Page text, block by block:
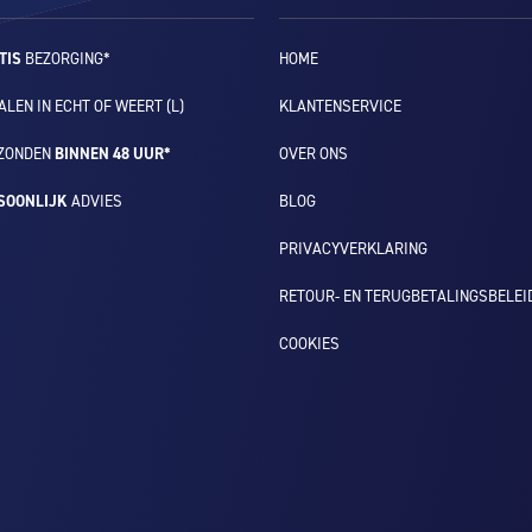
BEZORGING*
IN ECHT OF WEERT (L)
BINNEN 48 UUR*
ADVIES
HOME
KLANTENSERVICE
OVER ONS
BLOG
PRIVACYVERKLARING
RETOUR- EN
COOKIES